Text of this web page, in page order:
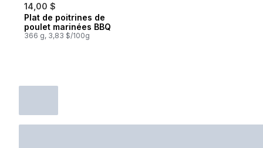
14,00 $
Plat de poitrines de
poulet marinées BBQ
366 g, 3,83 $/100g